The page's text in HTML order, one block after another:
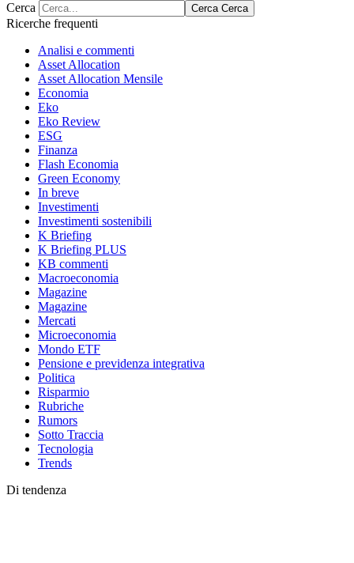
Cerca
Cerca Cerca
Ricerche frequenti
Analisi e commenti
Asset Allocation
Asset Allocation Mensile
Economia
Eko
Eko Review
ESG
Finanza
Flash Economia
Green Economy
In breve
Investimenti
Investimenti sostenibili
K Briefing
K Briefing PLUS
KB commenti
Macroeconomia
Magazine
Magazine
Mercati
Microeconomia
Mondo ETF
Pensione e previdenza integrativa
Politica
Risparmio
Rubriche
Rumors
Sotto Traccia
Tecnologia
Trends
Di tendenza